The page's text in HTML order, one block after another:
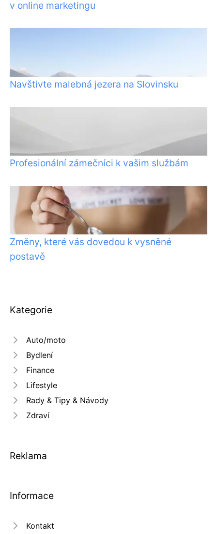
v online marketingu
Navštivte malebná jezera na Slovinsku
Profesionální zámečníci k vašim službám
Změny, které vás dovedou k vysněné
postavě
Kategorie
Auto/moto
Bydlení
Finance
Lifestyle
Rady & Tipy & Návody
Zdraví
Reklama
Informace
Kontakt